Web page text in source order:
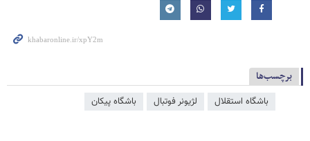
برچسب‌ها
باشگاه استقلال لژیونر فوتبال باشگاه پیکان